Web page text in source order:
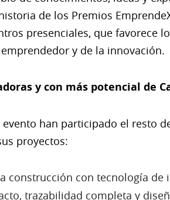
de los Premios
presenciales, que favorece
y de la innovación.
y con más potencial de
evento han participado el resto
proyectos:
construcción con tecnología de
trazabilidad completa y